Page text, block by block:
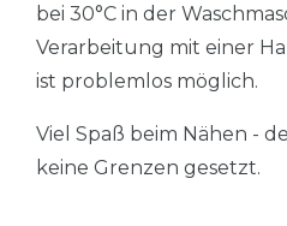
bei 30°C in der
Verarbeitung mit einer
ist problemlos möglich.
Viel Spaß beim Nähen -
keine Grenzen gesetzt.